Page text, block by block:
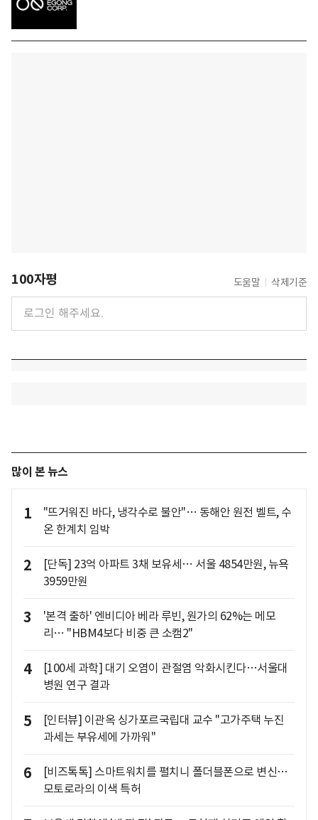
100자평 도움말 삭제기준
많이 본 뉴스
1
"뜨거워진 바다, 냉각수로 불안"… 동해안 원전 벨트, 수
온 한계치 임박
2
[단독] 23억 아파트 3채 보유세… 서울 4854만원, 뉴욕
3959만원
3
'본격 출하' 엔비디아 베라 루빈, 원가의 62%는 메모
리… "HBM4보다 비중 큰 소캠2"
4
[100세 과학] 대기 오염이 관절염 악화시킨다…서울대
병원 연구 결과
5
[인터뷰] 이관옥 싱가포르국립대 교수 "고가주택 누진
과세는 부유세에 가까워"
6
[비즈톡톡] 스마트워치를 펼치니 폴더블폰으로 변신…
모토로라의 이색 특허